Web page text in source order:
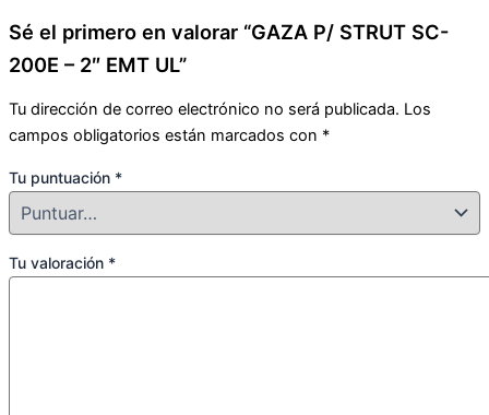
Sé el primero en valorar “GAZA P/ STRUT SC-
200E – 2″ EMT UL”
Tu dirección de correo electrónico no será publicada. Los
campos obligatorios están marcados con *
Tu puntuación *
Tu valoración *